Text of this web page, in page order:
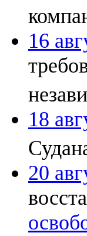
16
18
20